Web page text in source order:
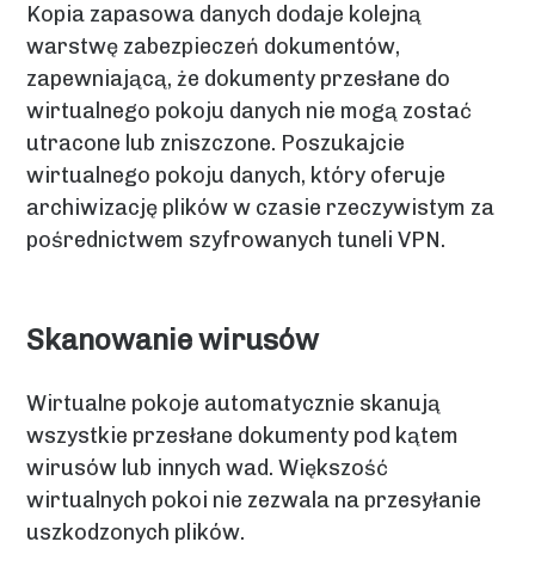
Kopia zapasowa danych dodaje kolejną
warstwę zabezpieczeń dokumentów,
zapewniającą, że dokumenty przesłane do
wirtualnego pokoju danych nie mogą zostać
utracone lub zniszczone. Poszukajcie
wirtualnego pokoju danych, który oferuje
archiwizację plików w czasie rzeczywistym za
pośrednictwem szyfrowanych tuneli VPN.
Skanowanie wirusów
Wirtualne pokoje automatycznie skanują
wszystkie przesłane dokumenty pod kątem
wirusów lub innych wad. Większość
wirtualnych pokoi nie zezwala na przesyłanie
uszkodzonych plików.